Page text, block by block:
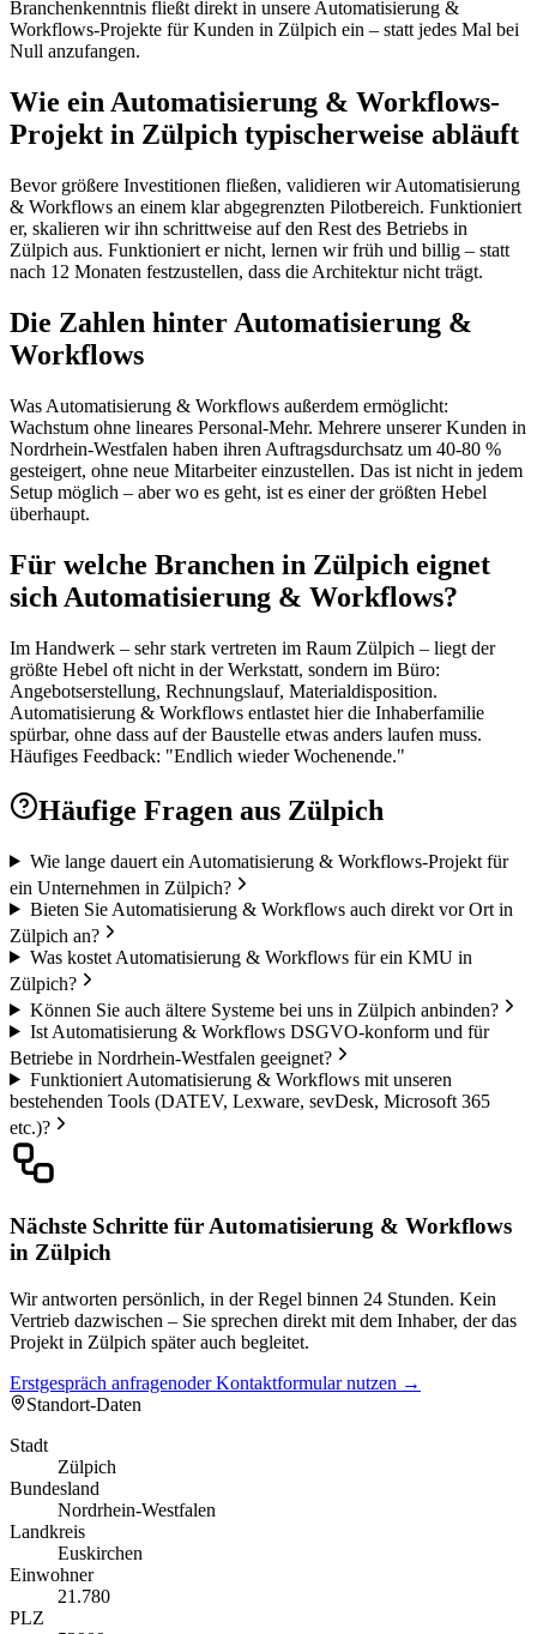
Branchenkenntnis fließt direkt in unsere Automatisierung &
Workflows-Projekte für Kunden in Zülpich ein – statt jedes Mal bei
Null anzufangen.
Wie ein Automatisierung & Workflows-
Projekt in Zülpich typischerweise abläuft
Bevor größere Investitionen fließen, validieren wir Automatisierung
& Workflows an einem klar abgegrenzten Pilotbereich. Funktioniert
er, skalieren wir ihn schrittweise auf den Rest des Betriebs in
Zülpich aus. Funktioniert er nicht, lernen wir früh und billig – statt
nach 12 Monaten festzustellen, dass die Architektur nicht trägt.
Die Zahlen hinter Automatisierung &
Workflows
Was Automatisierung & Workflows außerdem ermöglicht:
Wachstum ohne lineares Personal-Mehr. Mehrere unserer Kunden in
Nordrhein-Westfalen haben ihren Auftragsdurchsatz um 40-80 %
gesteigert, ohne neue Mitarbeiter einzustellen. Das ist nicht in jedem
Setup möglich – aber wo es geht, ist es einer der größten Hebel
überhaupt.
Für welche Branchen in Zülpich eignet
sich Automatisierung & Workflows?
Im Handwerk – sehr stark vertreten im Raum Zülpich – liegt der
größte Hebel oft nicht in der Werkstatt, sondern im Büro:
Angebotserstellung, Rechnungslauf, Materialdisposition.
Automatisierung & Workflows entlastet hier die Inhaberfamilie
spürbar, ohne dass auf der Baustelle etwas anders laufen muss.
Häufiges Feedback: "Endlich wieder Wochenende."
Häufige Fragen aus Zülpich
Wie lange dauert ein Automatisierung & Workflows-Projekt für
ein Unternehmen in Zülpich?
Bieten Sie Automatisierung & Workflows auch direkt vor Ort in
Zülpich an?
Was kostet Automatisierung & Workflows für ein KMU in
Zülpich?
Können Sie auch ältere Systeme bei uns in Zülpich anbinden?
Ist Automatisierung & Workflows DSGVO-konform und für
Betriebe in Nordrhein-Westfalen geeignet?
Funktioniert Automatisierung & Workflows mit unseren
bestehenden Tools (DATEV, Lexware, sevDesk, Microsoft 365
etc.)?
Nächste Schritte für Automatisierung & Workflows
in Zülpich
Wir antworten persönlich, in der Regel binnen 24 Stunden. Kein
Vertrieb dazwischen – Sie sprechen direkt mit dem Inhaber, der das
Projekt in Zülpich später auch begleitet.
Erstgespräch anfragenoder Kontaktformular nutzen →
Standort-Daten
Stadt
Zülpich
Bundesland
Nordrhein-Westfalen
Landkreis
Euskirchen
Einwohner
21.780
PLZ